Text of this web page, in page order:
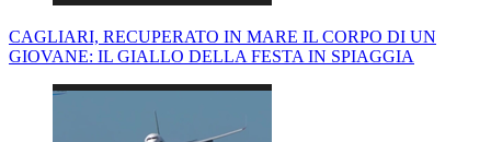
CAGLIARI, RECUPERATO IN MARE IL CORPO DI UN
GIOVANE: IL GIALLO DELLA FESTA IN SPIAGGIA